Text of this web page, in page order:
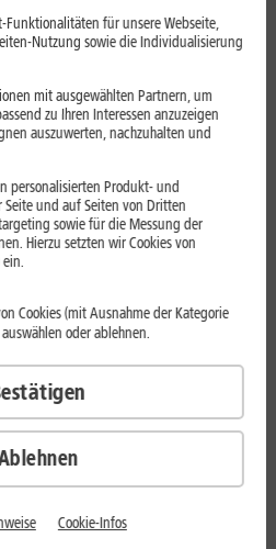
Tempo und Trainingsablauf
Herzfrequenzzonen, GPS,
ersetzen.
Für wen
Modelle?
Funktionalitäten für unsere Webseite,
Nutzung sowie die Individualisierung
mit ausgewählten Partnern, um
zu Ihren Interessen anzuzeigen
auszuwerten, nachzuhalten und
personalisierten Produkt- und
und auf Seiten von Dritten
sowie für die Messung der
Hierzu setzten wir Cookies von
Cookies (mit Ausnahme der Kategorie
oder ablehnen.
Cookie-Infos